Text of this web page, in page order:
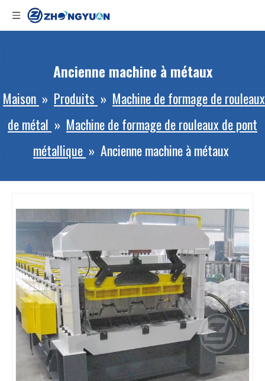
Ancienne machine à métaux
Maison » Produits » Machine de formage de rouleaux
de métal » Machine de formage de rouleaux de pont
métallique » Ancienne machine à métaux